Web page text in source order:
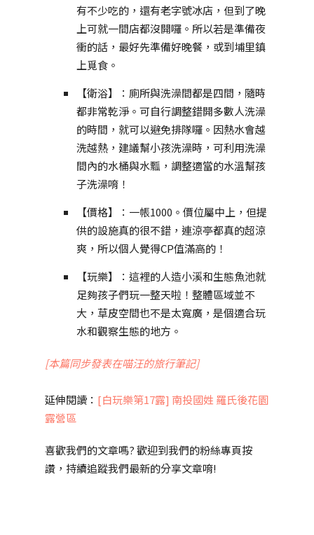
有不少吃的，還有老字號冰店，但到了晚
上可就一間店都沒開囉。所以若是準備夜
衝的話，最好先準備好晚餐，或到埔里鎮
上覓食。
【衛浴】：廁所與洗澡間都是四間，隨時
都非常乾淨。可自行調整錯開多數人洗澡
的時間，就可以避免排隊囉。因熱水會越
洗越熱，建議幫小孩洗澡時，可利用洗澡
間內的水桶與水瓢，調整適當的水溫幫孩
子洗澡唷！
【價格】：一帳1000。價位屬中上，但提
供的設施真的很不錯，連涼亭都真的超涼
爽，所以個人覺得CP值滿高的！
【玩樂】：這裡的人造小溪和生態魚池就
足夠孩子們玩一整天啦！整體區域並不
大，草皮空間也不是太寬廣，是個適合玩
水和觀察生態的地方。
[本篇同步發表在喵汪的旅行筆記]
延伸閱讀： [白玩樂第17露] 南投國姓 羅氏後花園
露營區
喜歡我們的文章嗎? 歡迎到我們的粉絲專頁按
讚，持續追蹤我們最新的分享文章唷!